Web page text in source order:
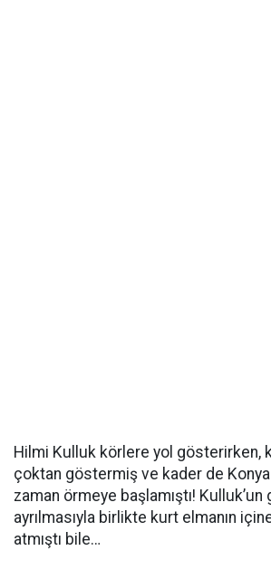
Hilmi Kulluk körlere yol gösterirken,
çoktan göstermiş ve kader de
zaman örmeye başlamıştı! Kulluk’un
ayrılmasıyla birlikte kurt elmanın
atmıştı bile…